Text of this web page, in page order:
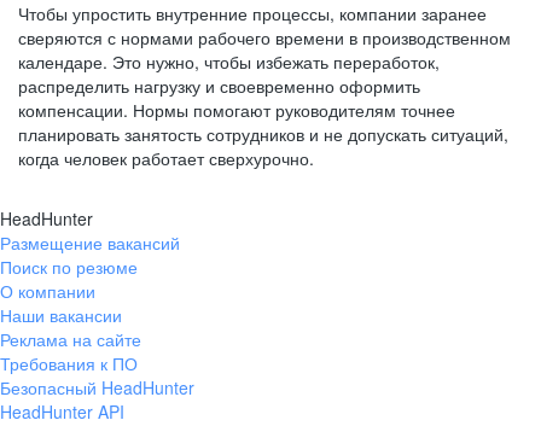
Чтобы упростить внутренние процессы, компании заранее
сверяются с нормами рабочего времени в производственном
календаре. Это нужно, чтобы избежать переработок,
распределить нагрузку и своевременно оформить
компенсации. Нормы помогают руководителям точнее
планировать занятость сотрудников и не допускать ситуаций,
когда человек работает сверхурочно.
HeadHunter
Размещение вакансий
Поиск по резюме
О компании
Наши вакансии
Реклама на сайте
Требования к ПО
Безопасный HeadHunter
HeadHunter API